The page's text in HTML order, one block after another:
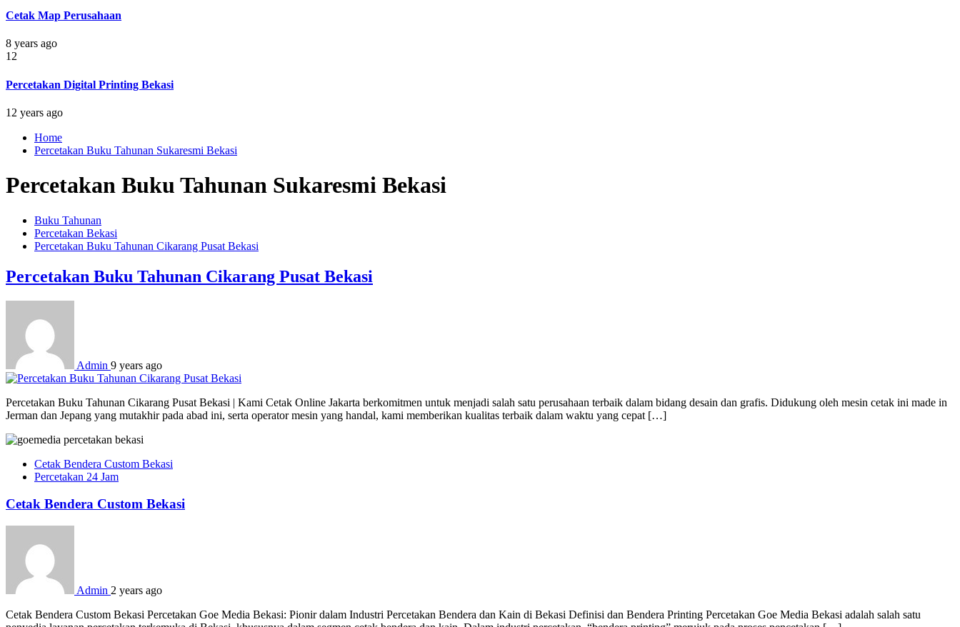
Cetak Map Perusahaan
8 years ago
12
Percetakan Digital Printing Bekasi
12 years ago
Home
Percetakan Buku Tahunan Sukaresmi Bekasi
Percetakan Buku Tahunan Sukaresmi Bekasi
Buku Tahunan
Percetakan Bekasi
Percetakan Buku Tahunan Cikarang Pusat Bekasi
Percetakan Buku Tahunan Cikarang Pusat Bekasi
Admin 9 years ago
Percetakan Buku Tahunan Cikarang Pusat Bekasi | Kami Cetak Online Jakarta berkomitmen untuk menjadi salah satu perusahaan terbaik dalam bidang desain dan grafis. Didukung oleh mesin cetak ini made in
Jerman dan Jepang yang mutakhir pada abad ini, serta operator mesin yang handal, kami memberikan kualitas terbaik dalam waktu yang cepat […]
Cetak Bendera Custom Bekasi
Percetakan 24 Jam
Cetak Bendera Custom Bekasi
Admin 2 years ago
Cetak Bendera Custom Bekasi Percetakan Goe Media Bekasi: Pionir dalam Industri Percetakan Bendera dan Kain di Bekasi Definisi dan Bendera Printing Percetakan Goe Media Bekasi adalah salah satu